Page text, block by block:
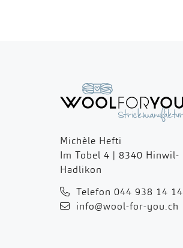
Michèle Hefti
Im Tobel 4 | 8340 Hinwil-
Hadlikon
Telefon 044 938 14 14
info@wool-for-you.ch